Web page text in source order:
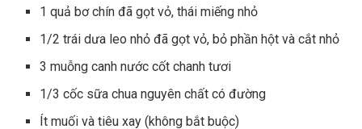
1quả bơchín đã gọt vỏ, thái miếng nhỏ
1/2 trái dưa leo nhỏ đã gọt vỏ, bỏ phần hột và cắt nhỏ
3 muỗng canh nước cốt chanh tươi
1/3 cốc sữa chua nguyên chất có đường
Ít muối và tiêu xay (không bắt buộc)